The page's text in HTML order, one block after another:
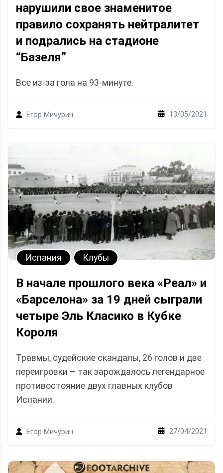
нарушили свое знаменитое
правило сохранять нейтралитет
и подрались на стадионе
“Базеля”
Все из-за гола на 93-минуте.
Егор Мичурин 13/05/2021
Испания Клубы
В начале прошлого века «Реал» и
«Барселона» за 19 дней сыграли
четыре Эль Класико в Кубке
Короля
Травмы, судейские скандалы, 26 голов и две
переигровки – так зарождалось легендарное
противостояние двух главных клубов
Испании.
Егор Мичурин 27/04/2021